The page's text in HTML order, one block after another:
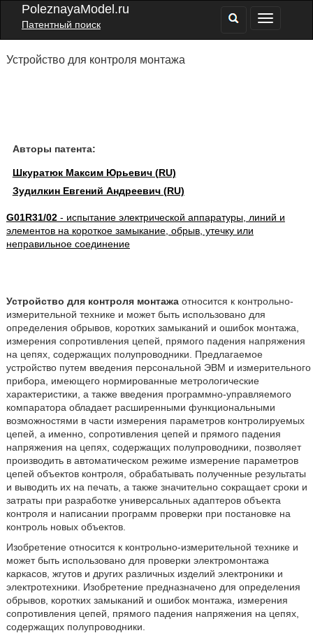
PoleznayaModel.ru
Патентный поиск
Устройство для контроля монтажа
Авторы патента:
Шкуратюк Максим Юрьевич (RU)
Зудилкин Евгений Андреевич (RU)
G01R31/02- испытание электрической аппаратуры, линий и
элементов на короткое замыкание, обрыв, утечку или
неправильное соединение
Устройство для контроля монтажаотносится к контрольно-
измерительной технике и может быть использовано для
определения обрывов, коротких замыканий и ошибок монтажа,
измерения сопротивления цепей, прямого падения напряжения
на цепях, содержащих полупроводники. Предлагаемое
устройство путем введения персональной ЭВМ и измерительного
прибора, имеющего нормированные метрологические
характеристики, а также введения программно-управляемого
компаратора обладает расширенными функциональными
возможностями в части измерения параметров контролируемых
цепей, а именно, сопротивления цепей и прямого падения
напряжения на цепях, содержащих полупроводники, позволяет
производить в автоматическом режиме измерение параметров
цепей объектов контроля, обрабатывать полученные результаты
и выводить их на печать, а также значительно сокращает сроки и
затраты при разработке универсальных адаптеров объекта
контроля и написании программ проверки при постановке на
контроль новых объектов.
Изобретение относится к контрольно-измерительной технике и
может быть использовано для проверки электромонтажа
каркасов, жгутов и других различных изделий электроники и
электротехники. Изобретение предназначено для определения
обрывов, коротких замыканий и ошибок монтажа, измерения
сопротивления цепей, прямого падения напряжения на цепях,
содержащих полупроводники.